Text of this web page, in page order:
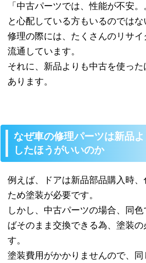
「中古パーツでは、性能が不安。
と心配している方もいるのではな
修理の際には、たくさんのリサイ
流通しています。
それに、新品よりも中古を使っ
あります。
なぜ車の修理パーツは新品
したほうがいいのか
例えば、ドアは新品部品購入時
ため塗装が必要です。
しかし、中古パーツの場合、同
ばそのまま交換できる為、塗装
す。
塗装費用がかかりませんので、